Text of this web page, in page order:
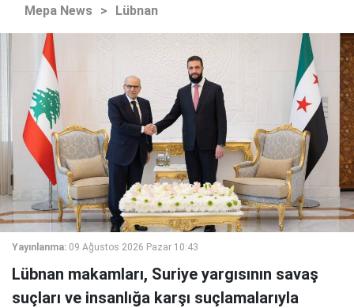
Mepa News > Lübnan
Yayınlanma: 09 Ağustos 2026 Pazar 10:43
Lübnan makamları, Suriye yargısının savaş
suçları ve insanlığa karşı suçlamalarıyla